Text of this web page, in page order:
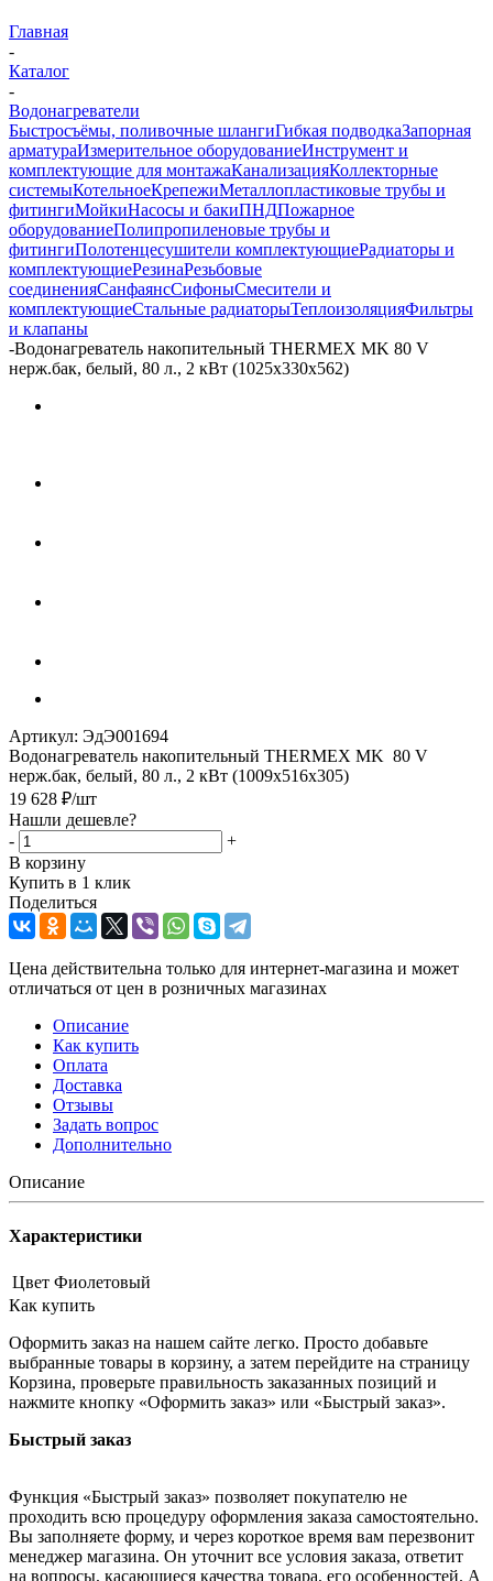
Главная
-
Каталог
-
Водонагреватели
Быстросъёмы, поливочные шлангиГибкая подводкаЗапорная
арматураИзмерительное оборудованиеИнструмент и
комплектующие для монтажаКанализацияКоллекторные
системыКотельноеКрепежиМеталлопластиковые трубы и
фитингиМойкиНасосы и бакиПНДПожарное
оборудованиеПолипропиленовые трубы и
фитингиПолотенцесушители комплектующиеРадиаторы и
комплектующиеРезинаРезьбовые
соединенияСанфаянсСифоныСмесители и
комплектующиеСтальные радиаторыТеплоизоляцияФильтры
и клапаны
-Водонагреватель накопительный THERMEX MK 80 V
нерж.бак, белый, 80 л., 2 кВт (1025х330х562)
Артикул: ЭдЭ001694
Водонагреватель накопительный THERMEX MK 80 V
нерж.бак, белый, 80 л., 2 кВт (1009х516х305)
19 628 ₽/шт
Нашли дешевле?
-
+
В корзину
Купить в 1 клик
Поделиться
Цена действительна только для интернет-магазина и может
отличаться от цен в розничных магазинах
Описание
Как купить
Оплата
Доставка
Отзывы
Задать вопрос
Дополнительно
Описание
Характеристики
Цвет Фиолетовый
Как купить
Оформить заказ на нашем сайте легко. Просто добавьте
выбранные товары в корзину, а затем перейдите на страницу
Корзина, проверьте правильность заказанных позиций и
нажмите кнопку «Оформить заказ» или «Быстрый заказ».
Быстрый заказ
Функция «Быстрый заказ» позволяет покупателю не
проходить всю процедуру оформления заказа самостоятельно.
Вы заполняете форму, и через короткое время вам перезвонит
менеджер магазина. Он уточнит все условия заказа, ответит
на вопросы, касающиеся качества товара, его особенностей. А